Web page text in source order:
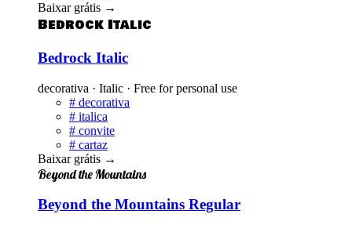
Baixar grátis →
Bedrock Italic
Bedrock Italic
decorativa · Italic · Free for personal use
# decorativa
# italica
# convite
# cartaz
Baixar grátis →
Beyond the Mountains
Beyond the Mountains Regular